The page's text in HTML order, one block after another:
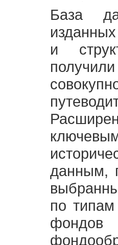
База
и
данным,
по